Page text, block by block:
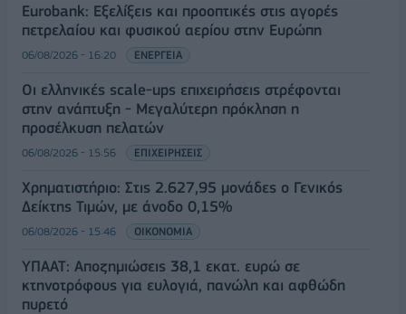
Eurobank: Εξελίξεις και προοπτικές στις αγορές
πετρελαίου και φυσικού αερίου στην Ευρώπη
06/08/2026 - 16:20 ΕΝΕΡΓΕΙΑ
Οι ελληνικές scale-ups επιχειρήσεις στρέφονται
στην ανάπτυξη - Μεγαλύτερη πρόκληση η
προσέλκυση πελατών
06/08/2026 - 15:56 ΕΠΙΧΕΙΡΗΣΕΙΣ
Χρηματιστήριο: Στις 2.627,95 μονάδες ο Γενικός
Δείκτης Τιμών, με άνοδο 0,15%
06/08/2026 - 15:46 ΟΙΚΟΝΟΜΙΑ
ΥΠΑΑΤ: Αποζημιώσεις 38,1 εκατ. ευρώ σε
κτηνοτρόφους για ευλογιά, πανώλη και αφθώδη
πυρετό